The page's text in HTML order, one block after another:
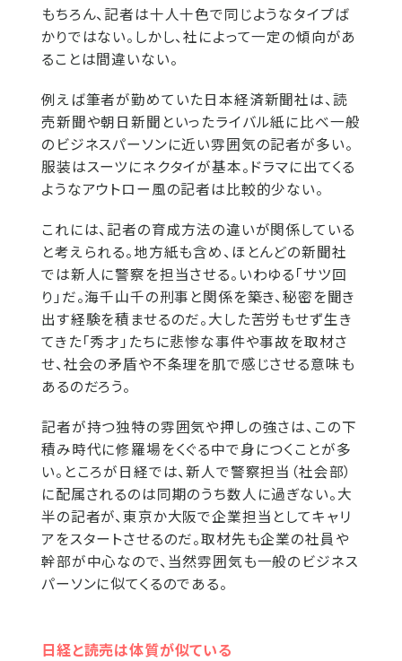
もちろん、記者は十人十色で同じようなタイプば
かりではない。しかし、社によって一定の傾向があ
ることは間違いない。
例えば筆者が勤めていた日本経済新聞社は、読
売新聞や朝日新聞といったライバル紙に比べ一般
のビジネスパーソンに近い雰囲気の記者が多い。
服装はスーツにネクタイが基本。ドラマに出てくる
ようなアウトロー風の記者は比較的少ない。
これには、記者の育成方法の違いが関係している
と考えられる。地方紙も含め、ほとんどの新聞社
では新人に警察を担当させる。いわゆる「サツ回
り」だ。海千山千の刑事と関係を築き、秘密を聞き
出す経験を積ませるのだ。大した苦労もせず生き
てきた「秀才」たちに悲惨な事件や事故を取材さ
せ、社会の矛盾や不条理を肌で感じさせる意味も
あるのだろう。
記者が持つ独特の雰囲気や押しの強さは、この下
積み時代に修羅場をくぐる中で身につくことが多
い。ところが日経では、新人で警察担当（社会部）
に配属されるのは同期のうち数人に過ぎない。大
半の記者が、東京か大阪で企業担当としてキャリ
アをスタートさせるのだ。取材先も企業の社員や
幹部が中心なので、当然雰囲気も一般のビジネス
パーソンに似てくるのである。
日経と読売は体質が似ている